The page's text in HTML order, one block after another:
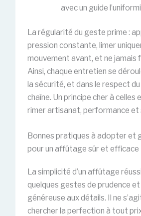
avec un guide
La régularité du geste prime :
pression constante, limer
mouvement avant, et ne jamais
Ainsi, chaque entretien se
la sécurité, et dans le respect
chaîne. Un principe cher à celles
rimer artisanat, performance et
Bonnes pratiques à adopter et
pour un affûtage sûr et efficace
La simplicité d’un affûtage
quelques gestes de prudence
généreuse aux détails. Il ne
chercher la perfection à tout